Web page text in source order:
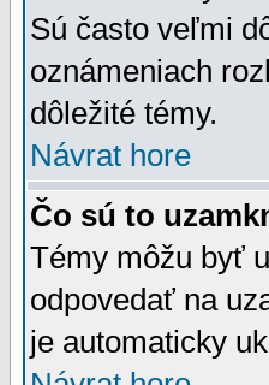
Sú často veľmi
oznámeniach
dôležité témy.
Návrat hore
Čo sú to
Témy môžu byť
odpovedať na
je automaticky